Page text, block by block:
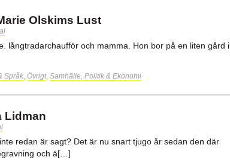
Olskims Lust
långtradarchaufför och mamma. Hon bor på en liten gård i
Språk, Övrigt, Samhälle, Politik & Ekonomi
Lidman
redan är sagt? Det är nu snart tjugo år sedan den där
och ä[…]